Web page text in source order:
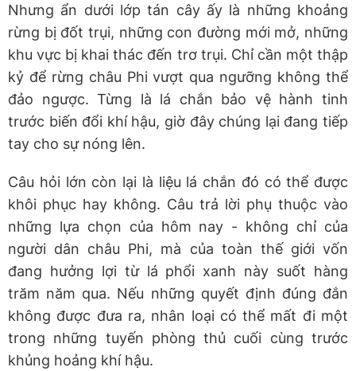
Nhưng ẩn dưới lớp tán cây ấy là những khoảng
rừng bị đốt trụi, những con đường mới mở, những
khu vực bị khai thác đến trơ trụi. Chỉ cần một thập
kỷ để rừng châu Phi vượt qua ngưỡng không thể
đảo ngược. Từng là lá chắn bảo vệ hành tinh
trước biến đổi khí hậu, giờ đây chúng lại đang tiếp
tay cho sự nóng lên.
Câu hỏi lớn còn lại là liệu lá chắn đó có thể được
khôi phục hay không. Câu trả lời phụ thuộc vào
những lựa chọn của hôm nay - không chỉ của
người dân châu Phi, mà của toàn thế giới vốn
đang hưởng lợi từ lá phổi xanh này suốt hàng
trăm năm qua. Nếu những quyết định đúng đắn
không được đưa ra, nhân loại có thể mất đi một
trong những tuyến phòng thủ cuối cùng trước
khủng hoảng khí hậu.